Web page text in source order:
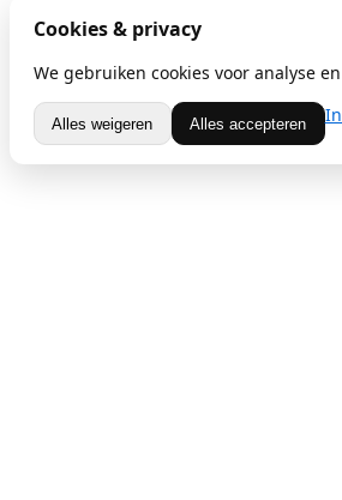
Cookies & privacy
We gebruiken cookies voor analyse
Alles weigeren Alles accepteren